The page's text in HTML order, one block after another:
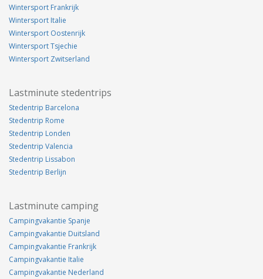
Wintersport Frankrijk
Wintersport Italie
Wintersport Oostenrijk
Wintersport Tsjechie
Wintersport Zwitserland
Lastminute stedentrips
Stedentrip Barcelona
Stedentrip Rome
Stedentrip Londen
Stedentrip Valencia
Stedentrip Lissabon
Stedentrip Berlijn
Lastminute camping
Campingvakantie Spanje
Campingvakantie Duitsland
Campingvakantie Frankrijk
Campingvakantie Italie
Campingvakantie Nederland